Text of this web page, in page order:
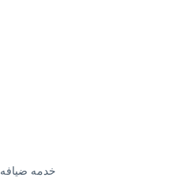
خدمه